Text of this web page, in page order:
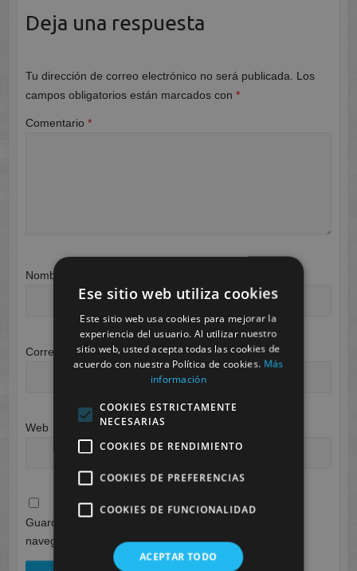
Deja una respuesta
Tu dirección de correo electrónico no será publicada.
Los
campos obligatorios están marcados con *
Comentario *
Nombre
Correo electrónico *
Web
Guarda mi nombre, correo electrónico y web en este
navegador para la próxima vez que comente.
Ese sitio web utiliza cookies
Este sitio web usa cookies para mejorar la
experiencia del usuario. Al utilizar nuestro
sitio web, usted acepta todas las cookies de
acuerdo con nuestra Política de cookies. Más
información
COOKIES ESTRICTAMENTE
NECESARIAS
COOKIES DE RENDIMIENTO
COOKIES DE PREFERENCIAS
COOKIES DE FUNCIONALIDAD
ACEPTAR TODO